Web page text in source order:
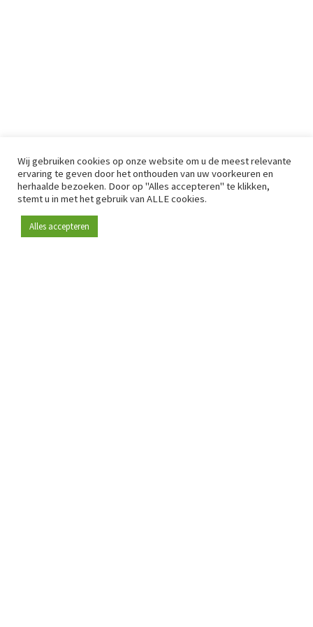
Wij gebruiken cookies op onze website om u de meest relevante
ervaring te geven door het onthouden van uw voorkeuren en
herhaalde bezoeken. Door op "Alles accepteren" te klikken,
stemt u in met het gebruik van ALLE cookies.
Alles accepteren